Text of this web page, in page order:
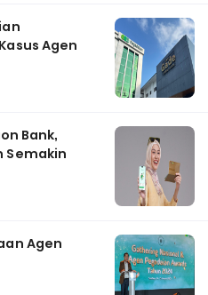
Agen
Bank,
Semakin
Agen